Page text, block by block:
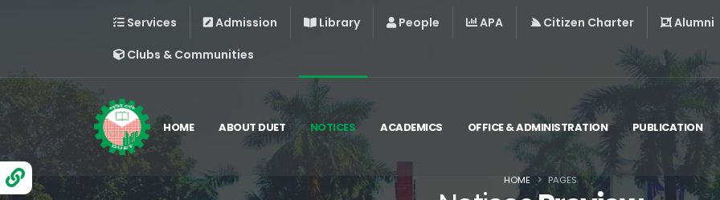
Services Admission Library People APA Citizen Charter
Alumni
Clubs & Communities
HOME ABOUT DUET NOTICES ACADEMICS OFFICE & ADMINISTRATION PUBLICATION
HOME PAGES